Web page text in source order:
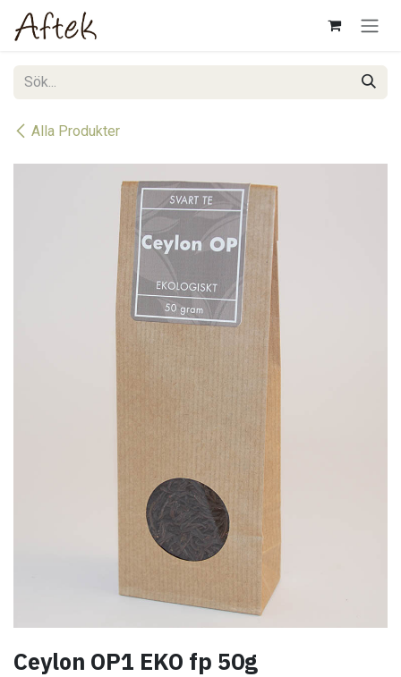
Hoppa till innehåll
Alla Produkter
Ceylon OP1 EKO fp 50g